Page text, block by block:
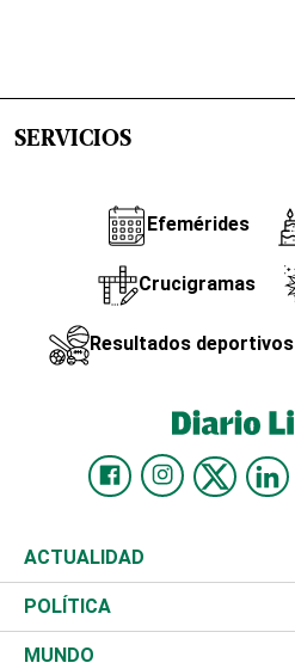
SERVICIOS
Efemérides
Crucigramas
Resultados deportivos
ACTUALIDAD
Nacional
Ciudad
POLÍTICA
Partidos
MUNDO